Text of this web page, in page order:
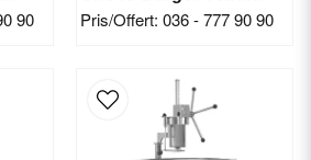
90 Pris/Offert: 036 - 777 90 90